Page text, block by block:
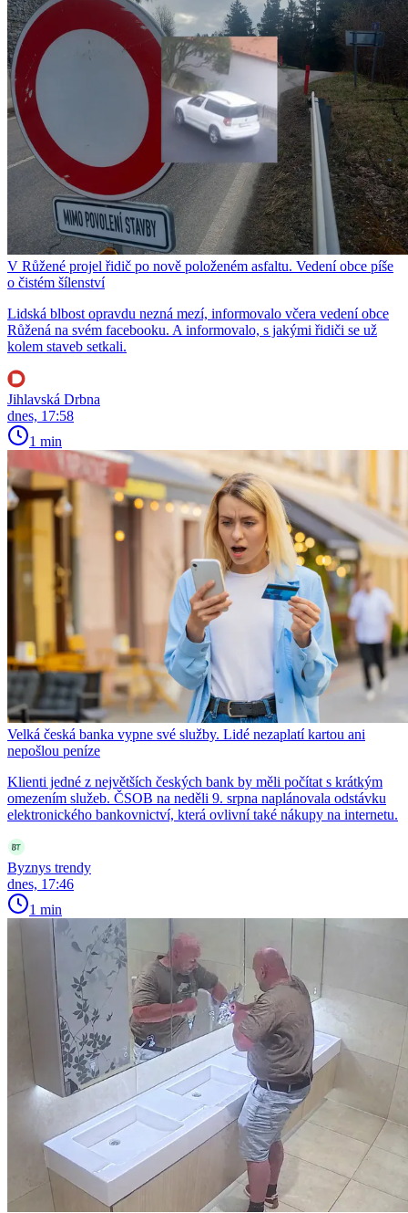
V Růžené projel řidič po nově položeném asfaltu. Vedení obce píše
o čistém šílenství
Lidská blbost opravdu nezná mezí, informovalo včera vedení obce
Růžená na svém facebooku. A informovalo, s jakými řidiči se už
kolem staveb setkali.
Jihlavská Drbna
dnes, 17:58
1 min
Velká česká banka vypne své služby. Lidé nezaplatí kartou ani
nepošlou peníze
Klienti jedné z největších českých bank by měli počítat s krátkým
omezením služeb. ČSOB na neděli 9. srpna naplánovala odstávku
elektronického bankovnictví, která ovlivní také nákupy na internetu.
Byznys trendy
dnes, 17:46
1 min